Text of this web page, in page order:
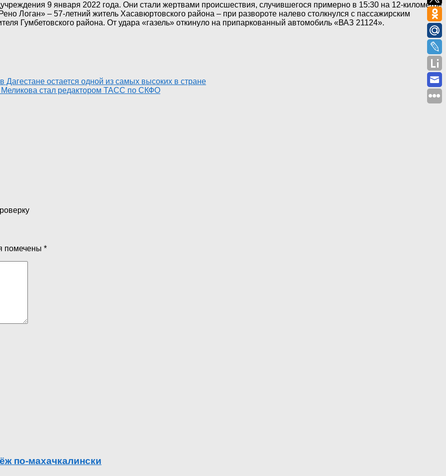
9 января 2022 года. Они стали жертвами происшествия, случившегося примерно в 15:30 на 12-километре
Логан» – 57-летний житель Хасавюртовского района – при развороте налево столкнулся с пассажирским
Гумбетовского района. От удара «газель» откинуло на припаркованный автомобиль «ВАЗ 21124».
Дагестане остается одной из самых высоких в стране
стал редактором ТАСС по СКФО
помечены *
по-махачкалински